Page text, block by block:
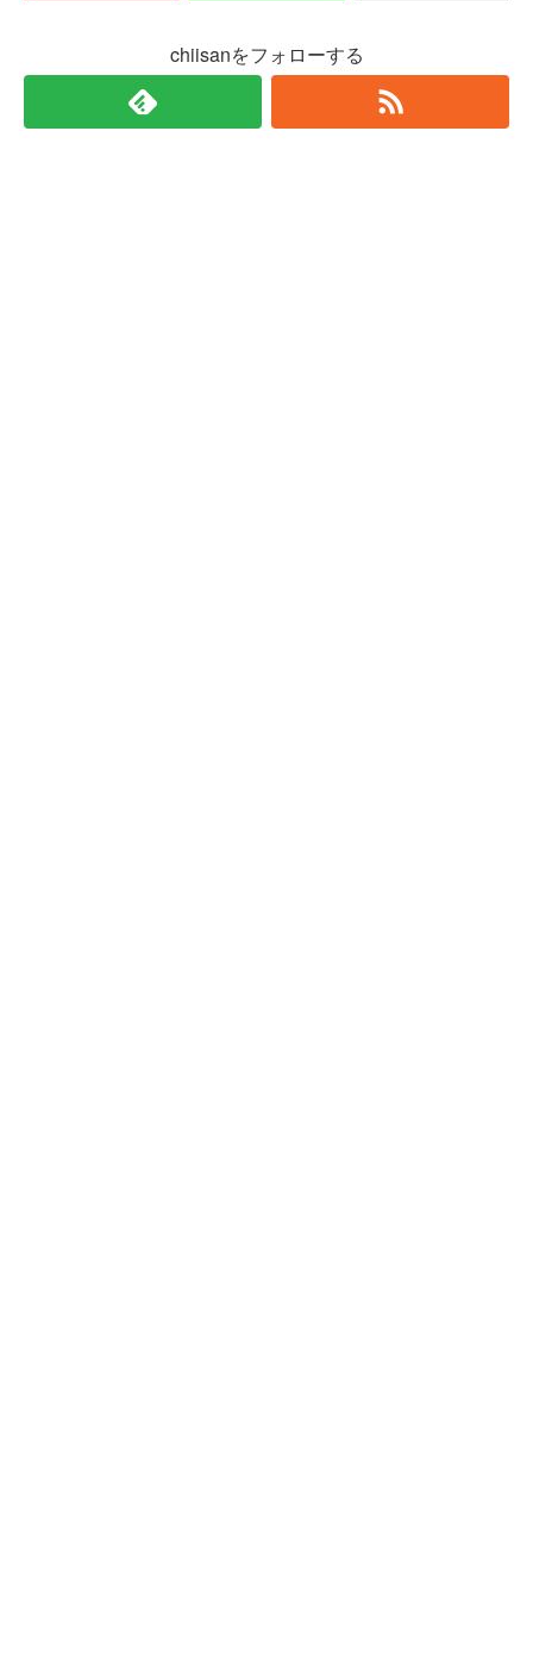
chiisanをフォローする